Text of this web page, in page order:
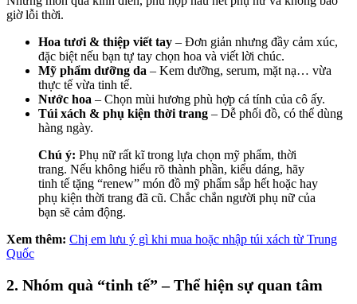
giờ lỗi thời.
Hoa tươi & thiệp viết tay – Đơn giản nhưng đầy cảm xúc,
đặc biệt nếu bạn tự tay chọn hoa và viết lời chúc.
Mỹ phẩm dưỡng da – Kem dưỡng, serum, mặt nạ… vừa
thực tế vừa tinh tế.
Nước hoa – Chọn mùi hương phù hợp cá tính của cô ấy.
Túi xách & phụ kiện thời trang – Dễ phối đồ, có thể dùng
hàng ngày.
Chú ý: Phụ nữ rất kĩ trong lựa chọn mỹ phẩm, thời
trang. Nếu không hiểu rõ thành phần, kiểu dáng, hãy
tinh tế tặng “renew” món đồ mỹ phẩm sắp hết hoặc hay
phụ kiện thời trang đã cũ. Chắc chắn người phụ nữ của
bạn sẽ cảm động.
Xem thêm: Chị em lưu ý gì khi mua hoặc nhập túi xách từ Trung
Quốc
2. Nhóm quà “tinh tế” – Thể hiện sự quan tâm